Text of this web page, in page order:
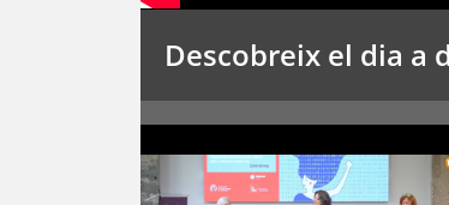
Descobreix el dia a